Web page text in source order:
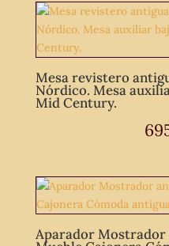
Mesa revistero
Nórdico. Mesa
Mid Century.
Aparador Mostrador